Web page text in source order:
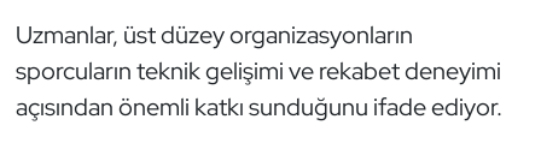
Uzmanlar, üst düzey organizasyonların
sporcuların teknik gelişimi ve rekabet deneyimi
açısından önemli katkı sunduğunu ifade ediyor.
Kano ve Rafting
Karate